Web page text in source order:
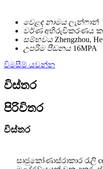
වෙළඳ නාමය ලැන්ෆාන්
වර්ණ අභිරුචිකරණය
සම්භවය Zhengzhou,
උපරිම පීඩනය 16MPA
විමසීම් යවන්න
විස්තර
පිරිවිතර
විස්තර
සෘජුකෝණාස්රාකාර රැලි